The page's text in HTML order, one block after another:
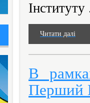
Інституту
Читати далі
В
Перший